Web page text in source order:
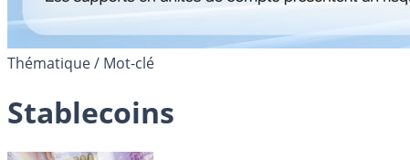
Thématique / Mot-clé
Stablecoins